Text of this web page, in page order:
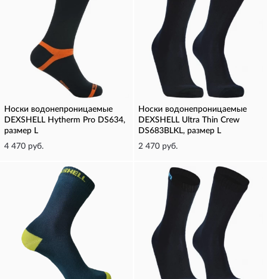
Носки водонепроницаемые
DEXSHELL Hytherm Pro DS634,
размер L
4 470 руб.
Носки водонепроницаемые
DEXSHELL Ultra Thin Crew
DS683BLKL, размер L
2 470 руб.